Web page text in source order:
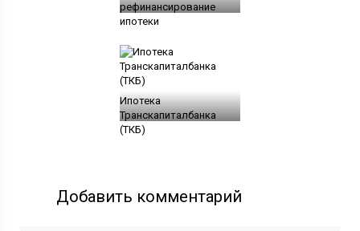
рефинансирование
ипотеки
Ипотека
Транскапиталбанка
(ТКБ)
Добавить комментарий